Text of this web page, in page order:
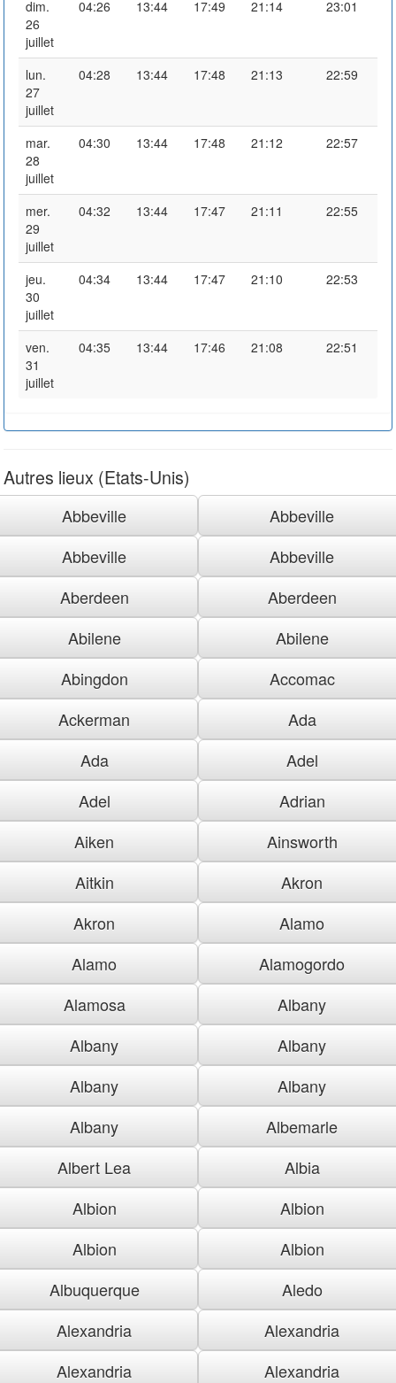
dim.
26
juillet
04:26 13:44 17:49 21:14 23:01
lun.
27
juillet
04:28 13:44 17:48 21:13 22:59
mar.
28
juillet
04:30 13:44 17:48 21:12 22:57
mer.
29
juillet
04:32 13:44 17:47 21:11 22:55
jeu.
30
juillet
04:34 13:44 17:47 21:10 22:53
ven.
31
juillet
04:35 13:44 17:46 21:08 22:51
Autres lieux (Etats-Unis)
Abbeville
Abbeville
Abbeville
Abbeville
Aberdeen
Aberdeen
Abilene
Abilene
Abingdon
Accomac
Ackerman
Ada
Ada
Adel
Adel
Adrian
Aiken
Ainsworth
Aitkin
Akron
Akron
Alamo
Alamo
Alamogordo
Alamosa
Albany
Albany
Albany
Albany
Albany
Albany
Albemarle
Albert Lea
Albia
Albion
Albion
Albion
Albion
Albuquerque
Aledo
Alexandria
Alexandria
Alexandria
Alexandria